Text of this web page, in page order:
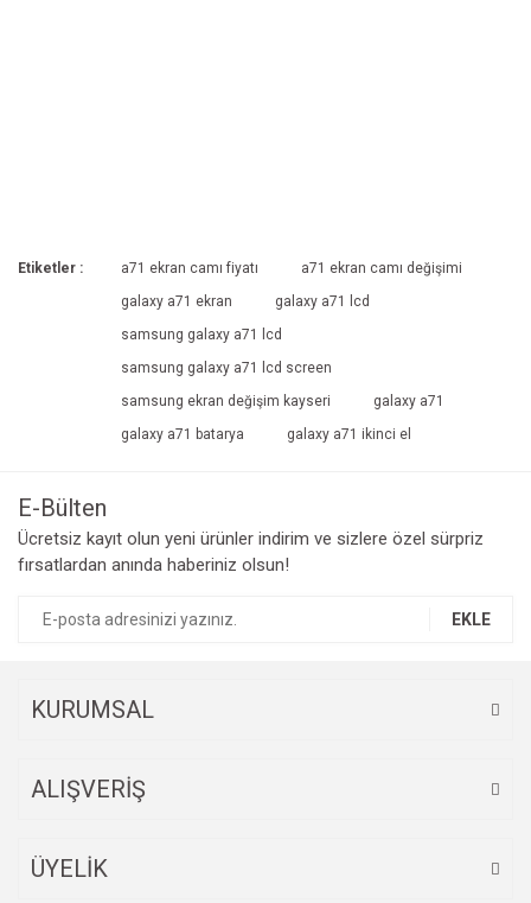
Etiketler : a71 ekran camı fiyatı
a71 ekran camı değişimi
galaxy a71 ekran
galaxy a71 lcd
samsung galaxy a71 lcd
samsung galaxy a71 lcd screen
samsung ekran değişim kayseri
galaxy a71
galaxy a71 batarya
galaxy a71 ikinci el
E-Bülten
Ücretsiz kayıt olun yeni ürünler indirim ve sizlere özel sürpriz
fırsatlardan anında haberiniz olsun!
EKLE
KURUMSAL
ALIŞVERİŞ
ÜYELİK